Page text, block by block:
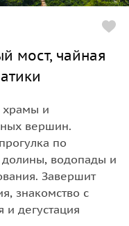
мост, чайная
храмы и
вершин.
по
долины, водопады и
Завершит
знакомство с
и дегустация